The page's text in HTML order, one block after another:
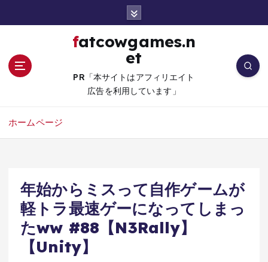
fatcowgames.n
et
PR「本サイトはアフィリエイト
広告を利用しています」
ホームページ
年始からミスって自作ゲームが
軽トラ最速ゲーになってしまっ
たww #88【N3Rally】
【Unity】